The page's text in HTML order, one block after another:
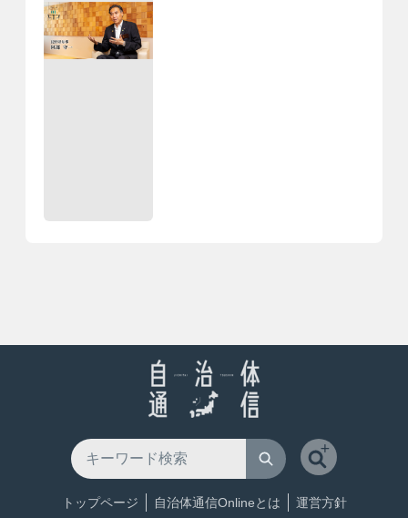
トップページ 自治体通信Onlineとは 運営方針